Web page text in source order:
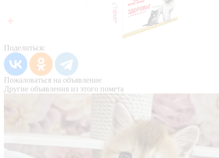
Поделиться:
Пожаловаться на объявление
Другие объявления из этого помета